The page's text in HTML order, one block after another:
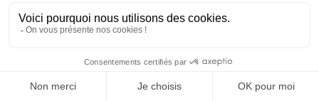
Localiser la société